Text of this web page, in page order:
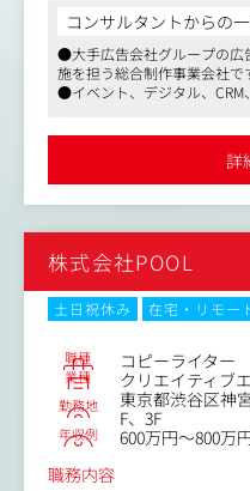
ご経験に応じて付与業務
ション領域におけるコン
ピーライティング、統合
ます。
多様な専門性を持つ社内
リエイティブに挑戦し、
体制の拡充に貢献していた
と協業しクライアント開
・統合的な視点からコミ
・プロモーション領域に
・社内外の多様なステー
コンサルタントからの
●大手広告会社グループの広
施を担う総合制作事業会社で
●イベント、デジタル、CRM
●マスメディアンからの採用
たサポート体制を確立してい
詳
株式会社POOL
土日祝休み 在宅・リモー
職種 コピーライター
業種 クリエイティブ
勤務地
東京都渋谷区神
F、3F
年収例
600万円～800万
職務内容